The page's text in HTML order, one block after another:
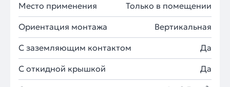
Место применения Только в помещении
Ориентация монтажа Вертикальная
С заземляющим контактом Да
С откидной крышкой Да